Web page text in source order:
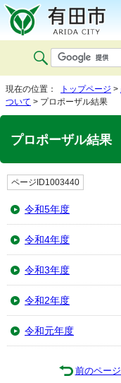
現在の位置： トップページ >
ついて > プロポーザル結果
プロポーザル結果
ページID1003440
令和5年度
令和4年度
令和3年度
令和2年度
令和元年度
前のペー